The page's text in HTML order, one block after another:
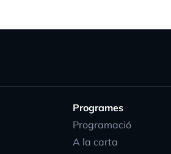
Programes
Programació
A la carta